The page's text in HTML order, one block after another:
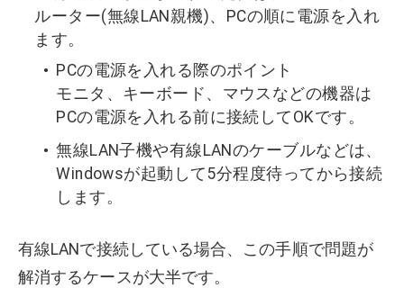
ルーター(無線LAN親機)、PCの順に電源を入れ
ます。
PCの電源を入れる際のポイント
モニタ、キーボード、マウスなどの機器は
PCの電源を入れる前に接続してOKです。
無線LAN子機や有線LANのケーブルなどは、
Windowsが起動して5分程度待ってから接続
します。
有線LANで接続している場合、この手順で問題が
解消するケースが大半です。